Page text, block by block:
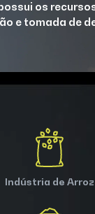
os
e tomada de
Indústria de Arroz